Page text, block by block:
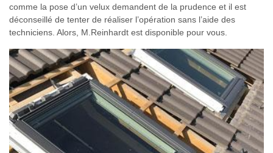
comme la pose d’un velux demandent de la prudence et il est
déconseillé de tenter de réaliser l’opération sans l’aide des
techniciens. Alors, M.Reinhardt est disponible pour vous.